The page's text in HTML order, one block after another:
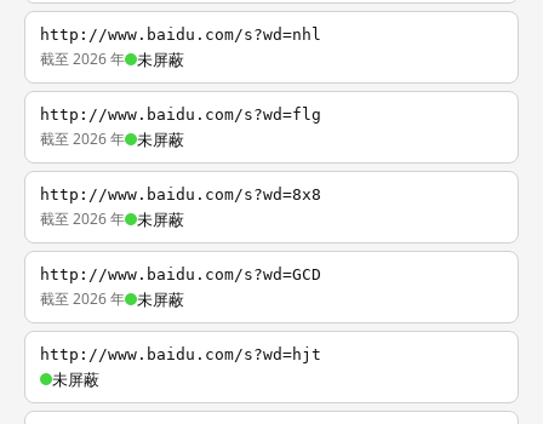
http://www.baidu.com/s?wd=nhl
截至 2026 年 未屏蔽
http://www.baidu.com/s?wd=flg
截至 2026 年 未屏蔽
http://www.baidu.com/s?wd=8x8
截至 2026 年 未屏蔽
http://www.baidu.com/s?wd=GCD
截至 2026 年 未屏蔽
http://www.baidu.com/s?wd=hjt
未屏蔽